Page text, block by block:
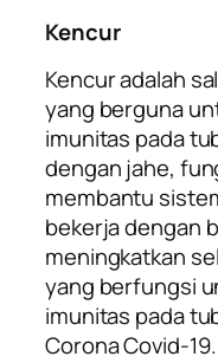
Kencur
Kencur adalah
yang berguna
imunitas pada
dengan jahe,
membantu
bekerja dengan
meningkatkan
yang berfungsi
imunitas pada
Corona Covid-19.